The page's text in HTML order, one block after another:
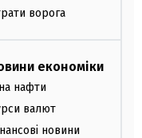
ворога
економіки
нафти
валют
новини